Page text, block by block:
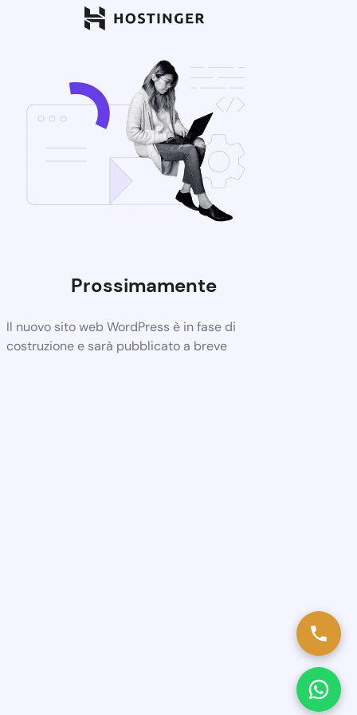
Prossimamente
Il nuovo sito web WordPress è in fase di
costruzione e sarà pubblicato a breve